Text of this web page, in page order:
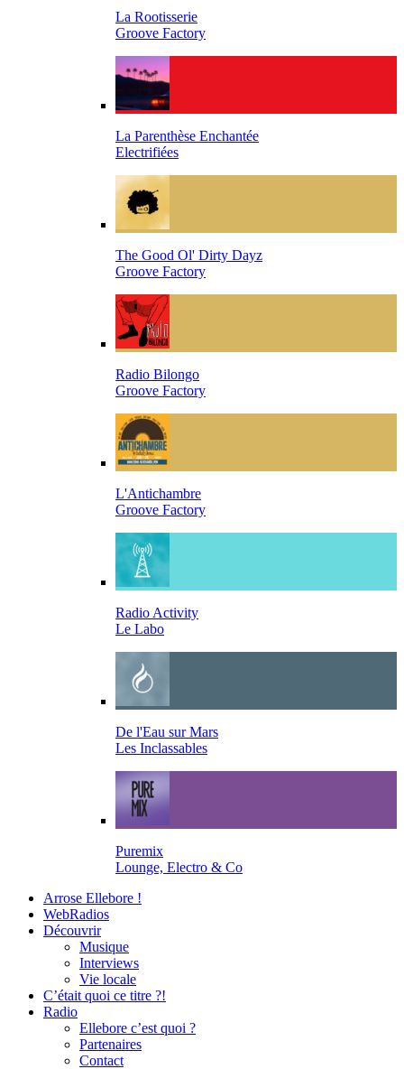
La Rootisserie
Groove Factory
La Parenthèse Enchantée
Electrifiées
The Good Ol' Dirty Dayz
Groove Factory
Radio Bilongo
Groove Factory
L'Antichambre
Groove Factory
Radio Activity
Le Labo
De l'Eau sur Mars
Les Inclassables
Puremix
Lounge, Electro & Co
Arrose Ellebore !
WebRadios
Découvrir
Musique
Interviews
Vie locale
C’était quoi ce titre ?!
Radio
Ellebore c’est quoi ?
Partenaires
Contact